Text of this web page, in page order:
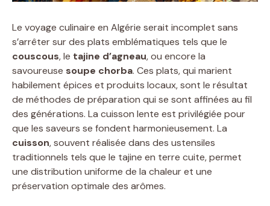
Le voyage culinaire en Algérie serait incomplet sans
s’arrêter sur des plats emblématiques tels que le
couscous, le tajine d’agneau, ou encore la
savoureuse soupe chorba. Ces plats, qui marient
habilement épices et produits locaux, sont le résultat
de méthodes de préparation qui se sont affinées au fil
des générations. La cuisson lente est privilégiée pour
que les saveurs se fondent harmonieusement. La
cuisson, souvent réalisée dans des ustensiles
traditionnels tels que le tajine en terre cuite, permet
une distribution uniforme de la chaleur et une
préservation optimale des arômes.